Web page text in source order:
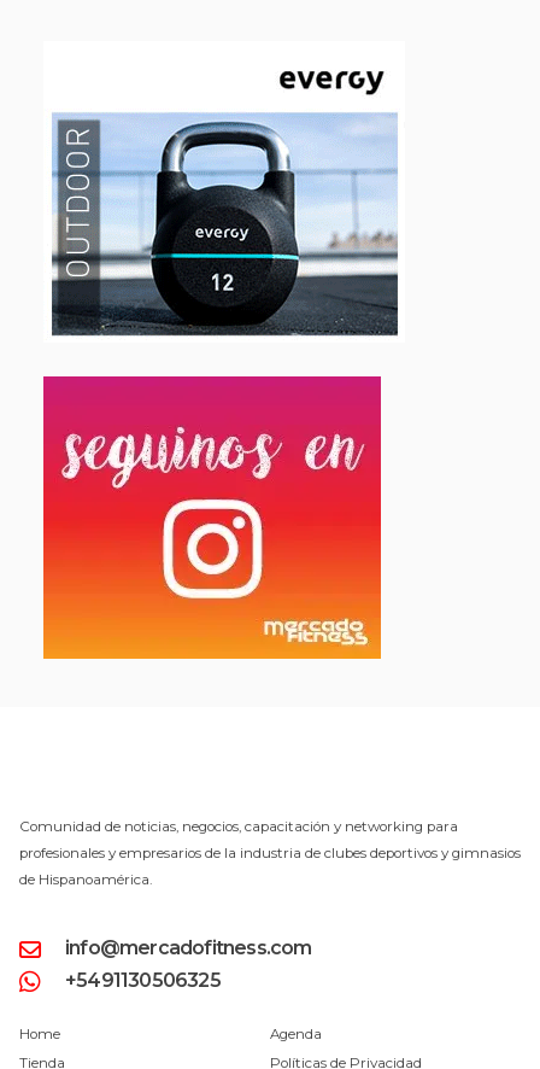
Comunidad de noticias, negocios, capacitación y networking para
profesionales y empresarios de la industria de clubes deportivos y gimnasios
de Hispanoamérica.
info@mercadofitness.com
+5491130506325
Home
Tienda
Agenda
Políticas de Privacidad